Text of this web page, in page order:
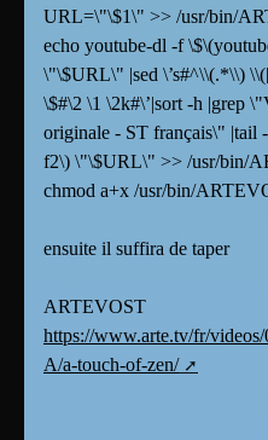
URL=\"\$1\" >> /usr/bin/
echo youtube-dl -f
\"\$URL\" |sed \’s#^\\(.*\\)
\$#\2 \1 \2k#\’|sort -h |grep
originale - ST français\" |tail
f2\) \"\$URL\" >> /usr/bin/
chmod a+x /usr/bin/
ensuite il suffira de taper
ARTEVOST
https://www.arte.tv/fr/
A/a-touch-of-zen/